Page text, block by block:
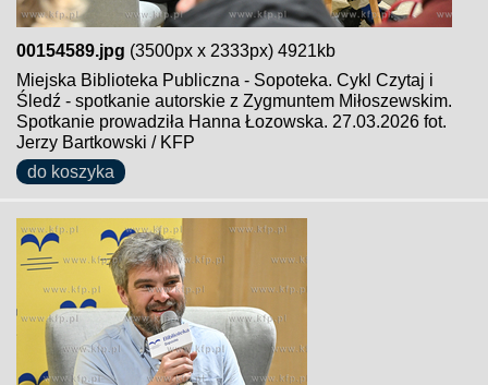
00154589.jpg (3500px x 2333px) 4921kb
Miejska Biblioteka Publiczna - Sopoteka. Cykl Czytaj i
Śledź - spotkanie autorskie z Zygmuntem Miłoszewskim.
Spotkanie prowadziła Hanna Łozowska. 27.03.2026 fot.
Jerzy Bartkowski / KFP
do koszyka